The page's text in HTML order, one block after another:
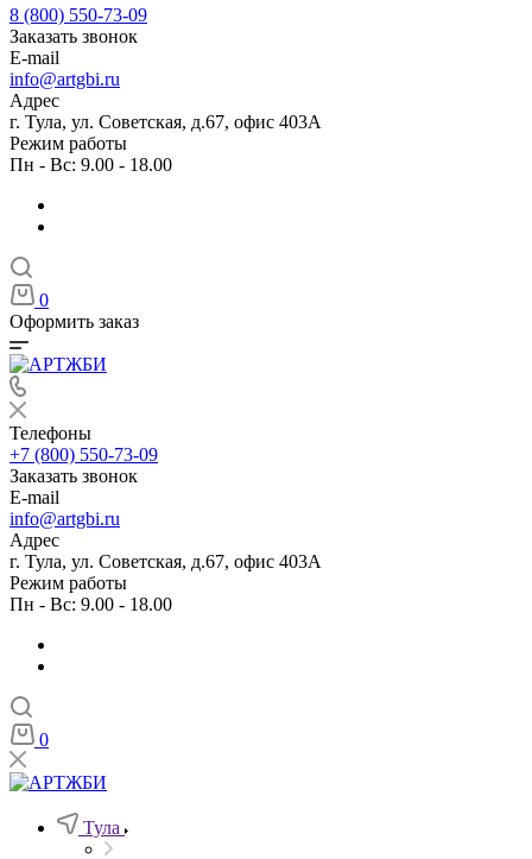
8 (800) 550-73-09
Заказать звонок
E-mail
info@artgbi.ru
Адрес
г. Тула, ул. Советская, д.67, офис 403А
Режим работы
Пн - Вс: 9.00 - 18.00
0
Оформить заказ
Телефоны
+7 (800) 550-73-09
Заказать звонок
E-mail
info@artgbi.ru
Адрес
г. Тула, ул. Советская, д.67, офис 403А
Режим работы
Пн - Вс: 9.00 - 18.00
0
Тула